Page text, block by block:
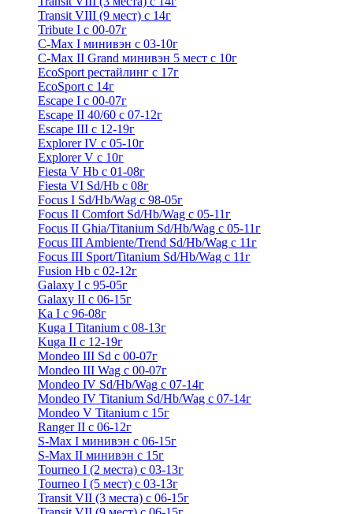
Transit VIII (9 мест) с 14г
Tribute I c 00-07г
C-Max I минивэн с 03-10г
C-Max II Grand минивэн 5 мест с 10г
EcoSport рестайлинг с 17г
EcoSport с 14г
Escape I с 00-07г
Escape II 40/60 с 07-12г
Escape III с 12-19г
Explorer IV c 05-10г
Explorer V c 10г
Fiesta V Hb с 01-08г
Fiesta VI Sd/Hb с 08г
Focus I Sd/Hb/Wag с 98-05г
Focus II Comfort Sd/Hb/Wag с 05-11г
Focus II Ghia/Titanium Sd/Hb/Wag с 05-11г
Focus III Ambiente/Trend Sd/Hb/Wag с 11г
Focus III Sport/Titanium Sd/Hb/Wag с 11г
Fusion Hb с 02-12г
Galaxy I с 95-05г
Galaxy II c 06-15г
Ka I с 96-08г
Kuga I Titanium с 08-13г
Kuga II c 12-19г
Mondeo III Sd с 00-07г
Mondeo III Wag с 00-07г
Mondeo IV Sd/Hb/Wag с 07-14г
Mondeo IV Titanium Sd/Hb/Wag с 07-14г
Mondeo V Titanium с 15г
Ranger II с 06-12г
S-Max I минивэн с 06-15г
S-Max II минивэн с 15г
Tourneo I (2 места) с 03-13г
Tourneo I (5 мест) с 03-13г
Transit VII (3 места) с 06-15г